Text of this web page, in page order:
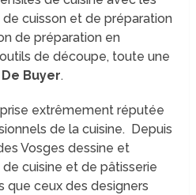
cuisson et de préparation
de préparation en
de découpe, toute une
Buyer.
extrêmement réputée
de la cuisine. Depuis
Vosges dessine et
cuisine et de pâtisserie
que ceux des designers